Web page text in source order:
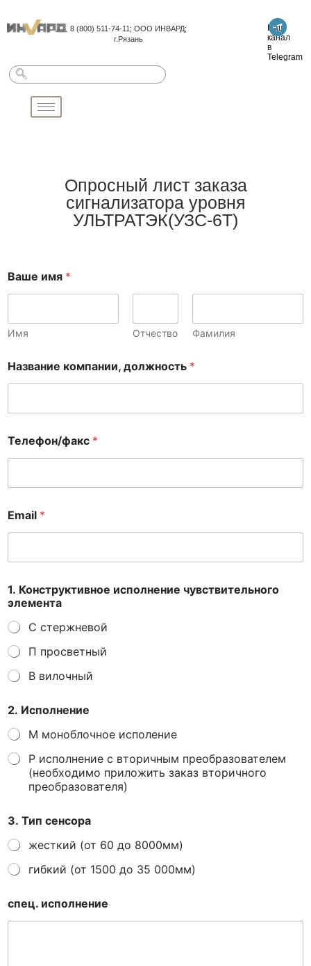
8 (800) 511-74-11; ООО ИНВАРД;
г.Рязань
Наш
канал
в
Telegram
Опросный лист заказа
сигнализатора уровня
УЛЬТРАТЭК(УЗС-6Т)
Ваше имя *
Имя Отчество Фамилия
Название компании, должность *
Телефон/факс *
Email *
1. Конструктивное исполнение чувствительного
элемента
С стержневой
П просветный
В вилочный
2. Исполнение
М моноблочное исполение
Р исполнение с вторичным преобразователем
(необходимо приложить заказ вторичного
преобразователя)
3. Тип сенсора
жесткий (от 60 до 8000мм)
гибкий (от 1500 до 35 000мм)
спец. исполнение